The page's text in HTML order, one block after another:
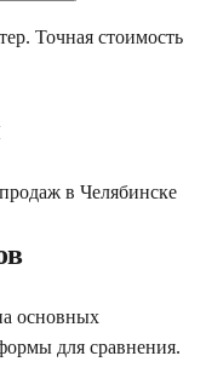
Точная стоимость
в Челябинске
основных
для сравнения.